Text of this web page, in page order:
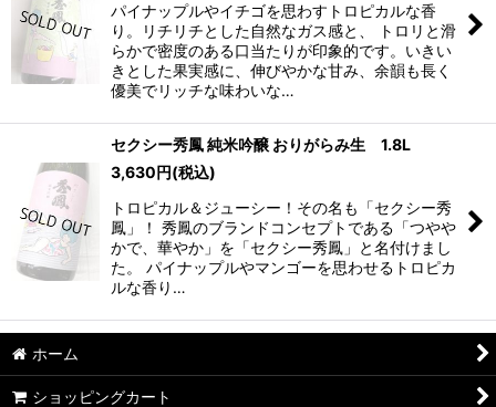
絞り込む
パイナップルやイチゴを思わすトロピカルな香
り。リチリチとした自然なガス感と、 トロリと滑
らかで密度のある口当たりが印象的です。いきい
きとした果実感に、伸びやかな甘み、余韻も長く
優美でリッチな味わいな…
セクシー秀鳳 純米吟醸 おりがらみ生 1.8L
3,630円(税込)
トロピカル＆ジューシー！その名も「セクシー秀
鳳」！ 秀鳳のブランドコンセプトである「つやや
かで、華やか」を「セクシー秀鳳」と名付けまし
た。 パイナップルやマンゴーを思わせるトロピカ
ルな香り…
ホーム
ショッピングカート